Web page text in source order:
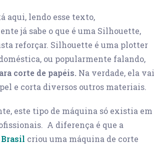
aqui, lendo esse texto,
já sabe o que é uma Silhouette,
reforçar. Silhouette é uma plotter
ou popularmente falando,
corte de papéis. Na verdade, ela vai
e corta diversos outros materiais.
este tipo de máquina só existia em
A diferença é que a
criou uma máquina de corte